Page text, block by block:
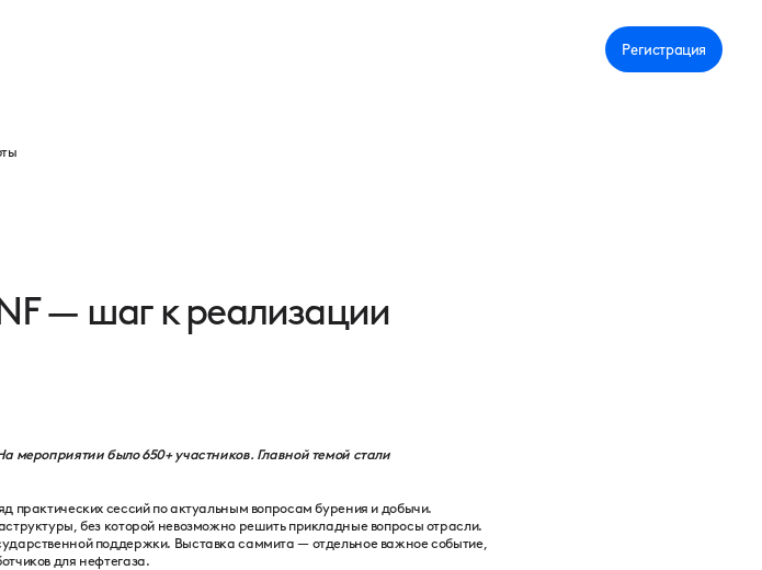
Регистрация
— шаг к реализации
мероприятии было 650+ участников. Главной темой стали
сессий по актуальным вопросам бурения и добычи.
без которой невозможно решить прикладные вопросы отрасли.
поддержки. Выставка саммита — отдельное важное событие,
для нефтегаза.